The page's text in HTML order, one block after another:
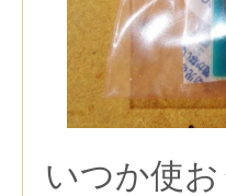
いつか使